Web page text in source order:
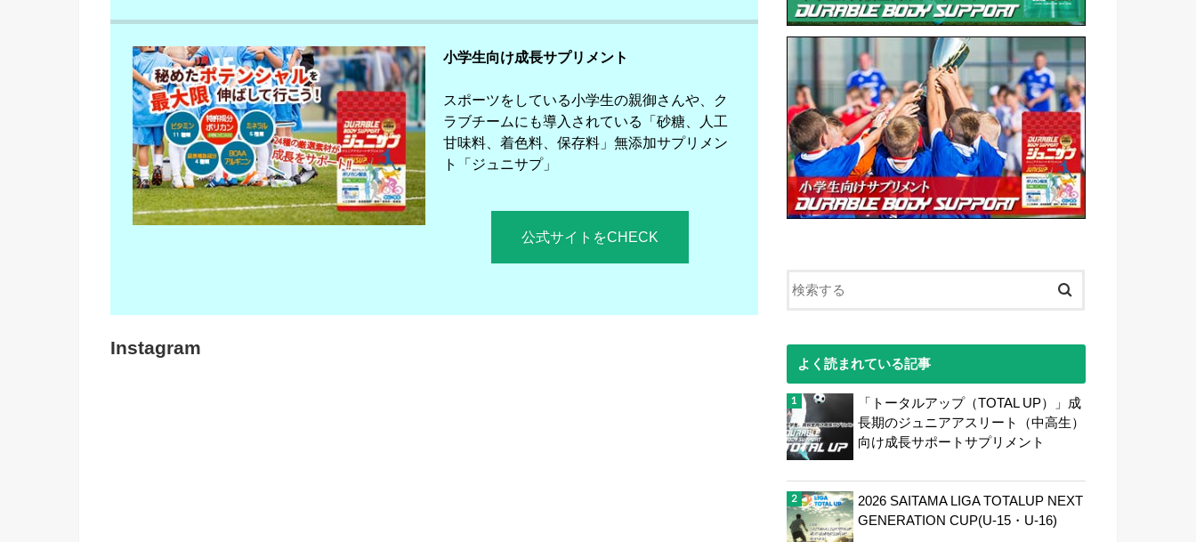
小学生向け成長サプリメント
スポーツをしている小学生の親御さんや、ク
ラブチームにも導入されている「砂糖、人工
甘味料、着色料、保存料」無添加サプリメン
ト「ジュニサプ」
公式サイトをCHECK
Instagram
よく読まれている記事
「トータルアップ（TOTAL UP）」成
長期のジュニアアスリート（中高生）
向け成長サポートサプリメント
2026 SAITAMA LIGA TOTALUP NEXT
GENERATION CUP(U-15・U-16)